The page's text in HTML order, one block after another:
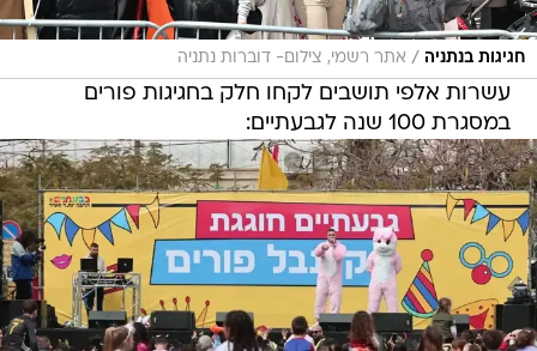
חגיגות בנתניה / אתר רשמי, צילום- דוברות נתניה
עשרות אלפי תושבים לקחו חלק בחגיגות פורים
במסגרת 100 שנה לגבעתיים: